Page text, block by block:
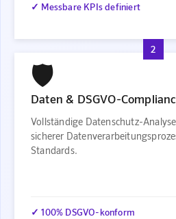
✓ Messbare KPIs definiert
2
🛡️
Daten & DSGVO-
Vollständige Datenschutz-
sicherer
Standards.
✓ 100% DSGVO-konform